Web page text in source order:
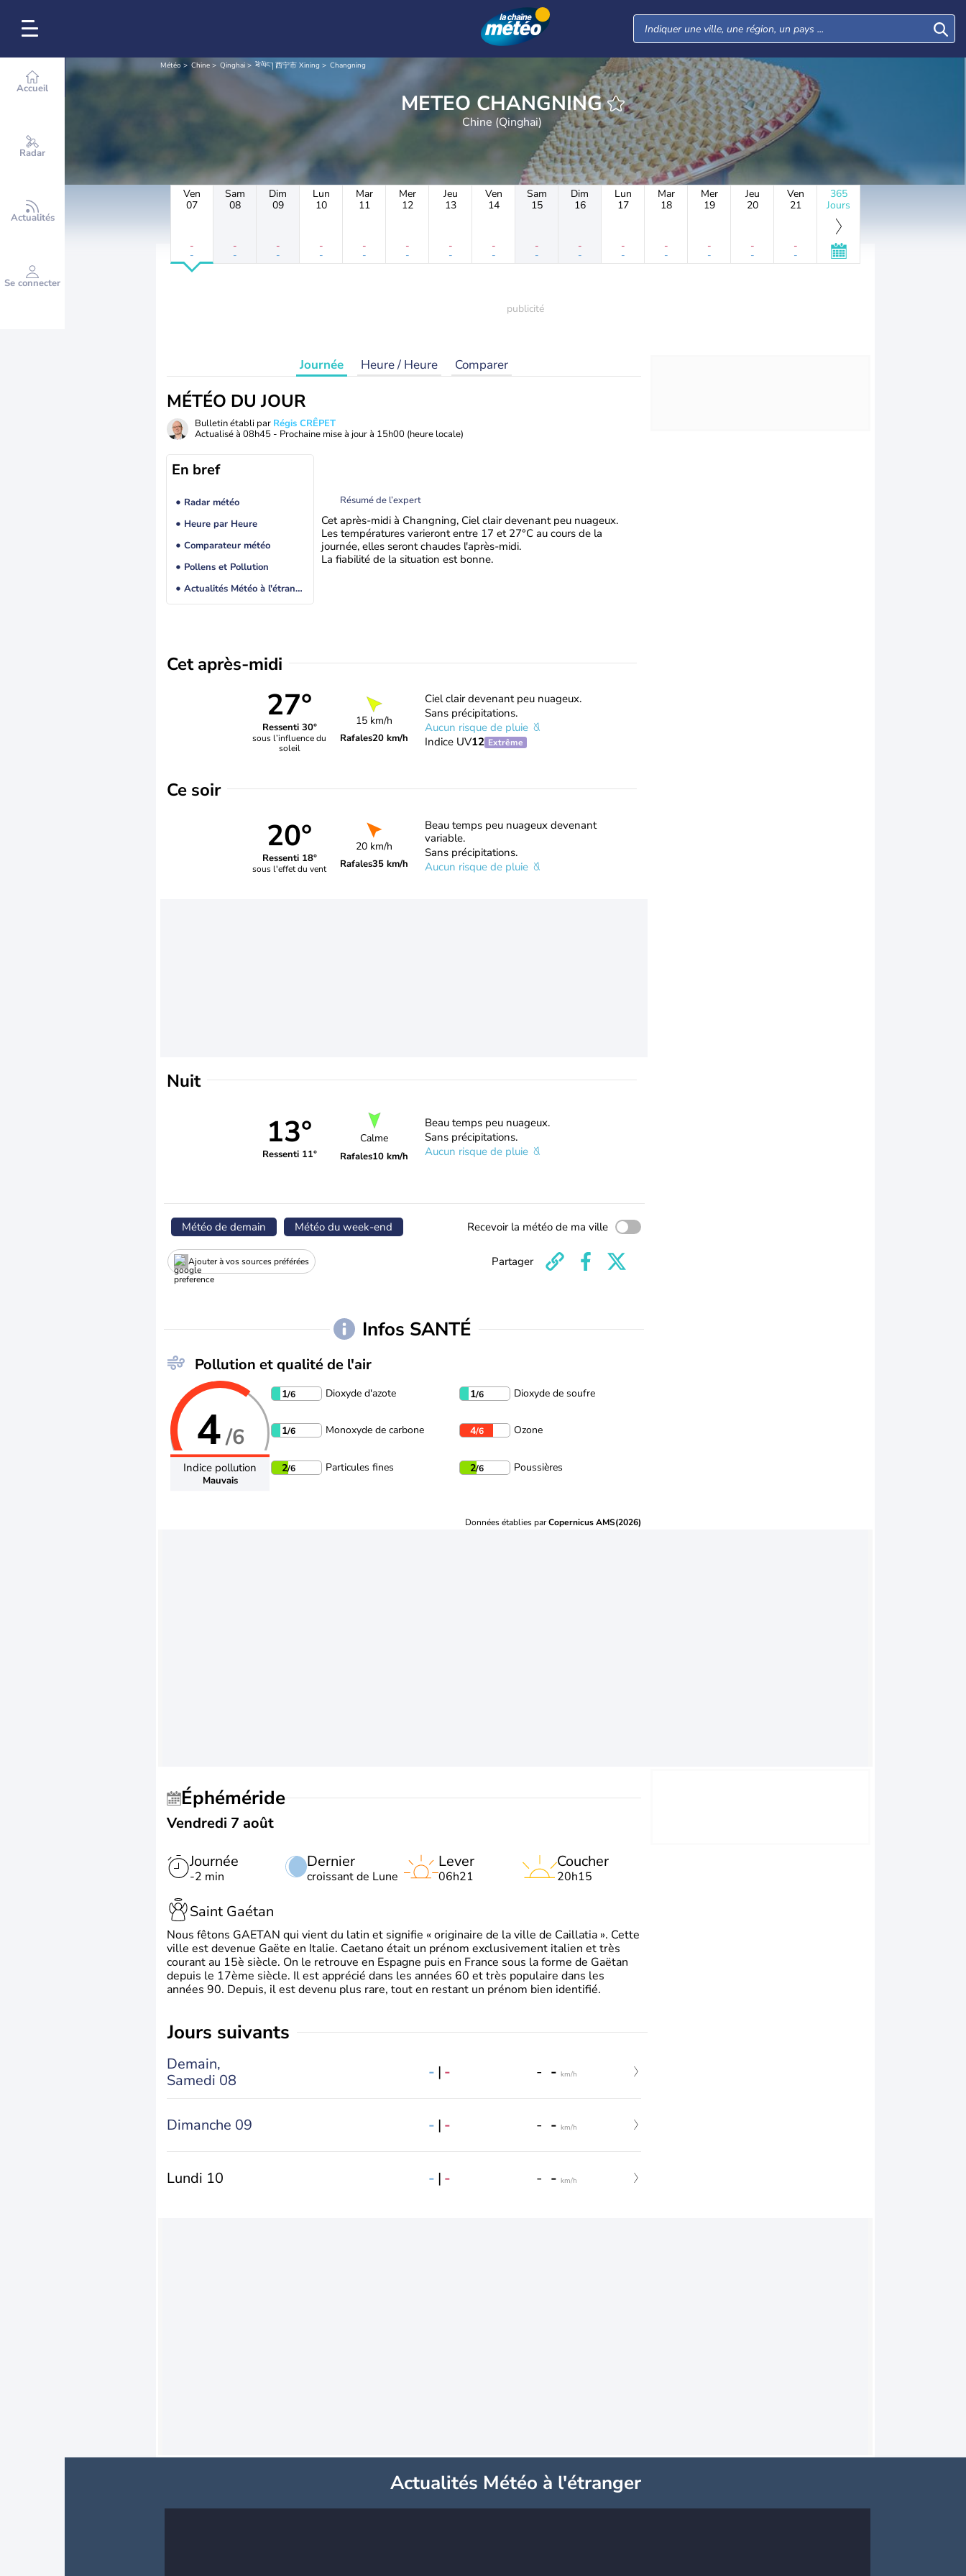
Accueil
Radar
Actualités
Se connecter
Météo Chine Qinghai ཟི་ལིང་། 西宁市 Xining Changning
METEO CHANGNING
Chine (Qinghai)
Ven
07
-
-
Sam
08
-
-
Dim
09
-
-
Lun
10
-
-
Mar
11
-
-
Mer
12
-
-
Jeu
13
-
-
Ven
14
-
-
Sam
15
-
-
Dim
16
-
-
Lun
17
-
-
Mar
18
-
-
Mer
19
-
-
Jeu
20
-
-
Ven
21
-
-
365
Jours
Journée Heure / Heure Comparer
MÉTÉO DU JOUR
Bulletin établi par Régis CRÊPET
Actualisé à 08h45 - Prochaine mise à jour à 15h00 (heure locale)
En bref
Radar météo
Heure par Heure
Comparateur météo
Pollens et Pollution
Actualités Météo à l'étranger
Résumé de l’expert
Cet après-midi à Changning, Ciel clair devenant peu nuageux.
Les températures varieront entre 17 et 27°C au cours de la
journée, elles seront chaudes l'après-midi.
La fiabilité de la situation est bonne.
Cet après-midi
27°
Ressenti 30°
sous l’influence du
soleil
15 km/h
Rafales20 km/h
Ciel clair devenant peu nuageux.
Sans précipitations.
Aucun risque de pluie
Indice UV12 Extrême
Ce soir
20°
Ressenti 18°
sous l'effet du vent
20 km/h
Rafales35 km/h
Beau temps peu nuageux devenant
variable.
Sans précipitations.
Aucun risque de pluie
Nuit
13°
Ressenti 11°
Calme
Rafales10 km/h
Beau temps peu nuageux.
Sans précipitations.
Aucun risque de pluie
Météo de demain Météo du week-end Recevoir la météo de ma ville
Ajouter à vos sources préférées Partager
Infos SANTÉ
Pollution et qualité de l'air
4/6
Indice pollution
Mauvais
1/6 Dioxyde d'azote 1/6 Dioxyde de soufre
1/6 Monoxyde de carbone 4/6 Ozone
2/6 Particules fines 2/6 Poussières
Données établies parCopernicus AMS(2026)
Éphéméride
Vendredi 7 août
Journée
-2 min
Dernier
croissant de Lune
Lever
06h21
Coucher
20h15
Saint Gaétan
Nous fêtons GAETAN qui vient du latin et signifie « originaire de la ville de Caillatia ». Cette
ville est devenue Gaëte en Italie. Caetano était un prénom exclusivement italien et très
courant au 15è siècle. On le retrouve en Espagne puis en France sous la forme de Gaëtan
depuis le 17ème siècle. Il est apprécié dans les années 60 et très populaire dans les
années 90. Depuis, il est devenu plus rare, tout en restant un prénom bien identifié.
jours suivants
Demain,
Samedi 08
- | - - - km/h
Dimanche 09 - | - - - km/h
Lundi 10 - | - - - km/h
Actualités Météo à l'étranger